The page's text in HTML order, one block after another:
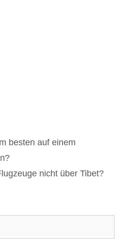
besten auf einem
nicht über Tibet?